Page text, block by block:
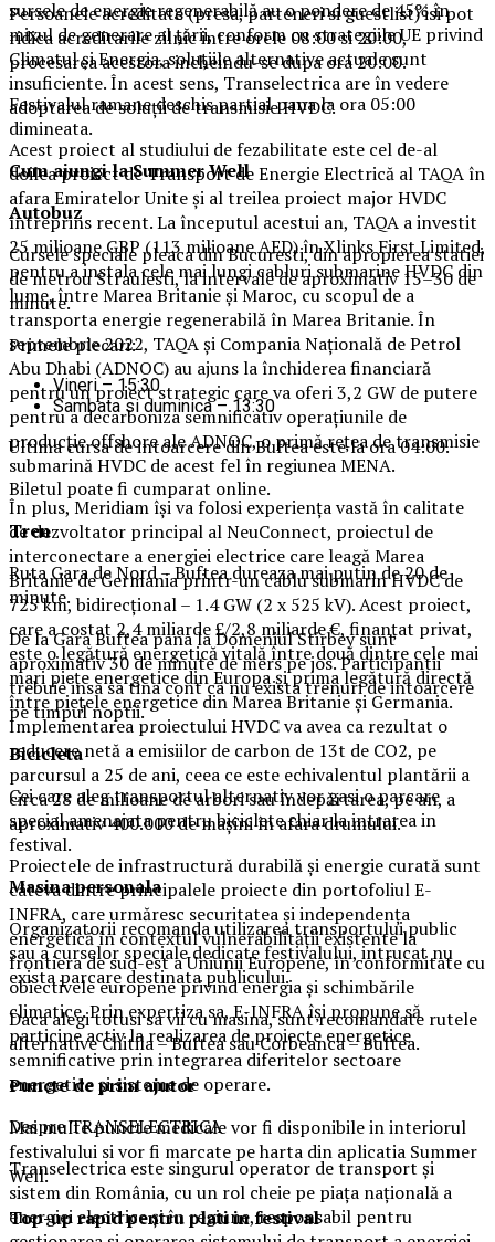
sursele de energie regenerabilă au o pondere de 45% în
mixul de generare al țării, conform cu strategiile UE privind
Climatul și Energia, soluțiile alternative actuale sunt
insuficiente. În acest sens, Transelectrica are în vedere
adoptarea de soluții de transmisie HVDC.
Acest proiect al studiului de fezabilitate este cel de-al
doilea proiect de Transport de Energie Electrică al TAQA în
afara Emiratelor Unite și al treilea proiect major HVDC
întreprins recent. La începutul acestui an, TAQA a investit
25 milioane GBP (113 milioane AED) în Xlinks First Limited,
pentru a instala cele mai lungi cabluri submarine HVDC din
lume, între Marea Britanie și Maroc, cu scopul de a
transporta energie regenerabilă în Marea Britanie. În
septembrie 2022, TAQA și Compania Națională de Petrol
Abu Dhabi (ADNOC) au ajuns la închiderea financiară
pentru un proiect strategic care va oferi 3,2 GW de putere
pentru a decarboniza semnificativ operațiunile de
producție offshore ale ADNOC, o primă rețea de transmisie
submarină HVDC de acest fel în regiunea MENA.
În plus, Meridiam își va folosi experiența vastă în calitate
de dezvoltator principal al NeuConnect, proiectul de
interconectare a energiei electrice care leagă Marea
Britanie de Germania printr-un cablu submarin HVDC de
725 km, bidirecțional – 1.4 GW (2 x 525 kV). Acest proiect,
care a costat 2,4 miliarde £/2,8 miliarde €, finanțat privat,
este o legătură energetică vitală între două dintre cele mai
mari piețe energetice din Europa și prima legătură directă
între piețele energetice din Marea Britanie și Germania.
Implementarea proiectului HVDC va avea ca rezultat o
reducere netă a emisiilor de carbon de 13t de CO2, pe
parcursul a 25 de ani, ceea ce este echivalentul plantării a
circa 28 de milioane de arbori sau îndepărtarea, pe an, a
aproximativ 400.000 de mașini în afara drumului.
Proiectele de infrastructură durabilă și energie curată sunt
câteva dintre principalele proiecte din portofoliul E-
INFRA, care urmăresc securitatea și independența
energetică în contextul vulnerabilității existente la
frontiera de sud-est a Uniunii Europene, în conformitate cu
obiectivele europene privind energia și schimbările
climatice. Prin expertiza sa, E-INFRA își propune să
participe activ la realizarea de proiecte energetice
semnificative prin integrarea diferitelor sectoare
energetice și sisteme de operare.
Despre TRANSELECTRICA
Transelectrica este singurul operator de transport și
sistem din România, cu un rol cheie pe piața națională a
energiei electrice și în regiune, responsabil pentru
Persoanele acreditate (presa, parteneri si guestlist) isi pot
ridica acreditarile zilnic intre orele 08:00 si 20:00,
procesarea acestora incheindu-se dupa ora 20:00.
Festivalul ramane deschis partial pana la ora 05:00
dimineata.
Cum ajungi la Summer Well
Autobuz
Cursele speciale pleaca din Bucuresti, din apropierea statiei
de metrou Straulesti, la intervale de aproximativ 15–30 de
minute.
Primele plecari:
Vineri – 15:30
Sambata si duminica – 13:30
Ultima cursa de intoarcere din Buftea este la ora 04:00.
Biletul poate fi cumparat online.
Tren
Ruta Gara de Nord – Buftea dureaza mai putin de 20 de
minute.
De la Gara Buftea pana la Domeniul Stirbey sunt
aproximativ 30 de minute de mers pe jos. Participantii
trebuie insa sa tina cont ca nu exista trenuri de intoarcere
pe timpul noptii.
Bicicleta
Cei care aleg transportul alternativ vor gasi o parcare
special amenajata pentru biciclete chiar la intrarea in
festival.
Masinapersonala
Organizatorii recomanda utilizarea transportului public
sau a curselor speciale dedicate festivalului, intrucat nu
exista parcare destinata publicului.
Daca alegi totusi sa vii cu masina, sunt recomandate rutele
alternative Chitila – Buftea sau Corbeanca – Buftea.
Puncte de prim ajutor
Mai multe puncte medicale vor fi disponibile in interiorul
festivalului si vor fi marcate pe harta din aplicatia Summer
Well.
Top-up rapid pentru plati in festival